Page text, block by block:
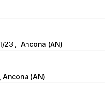
23 ,  Ancona (AN)
Ancona (AN)